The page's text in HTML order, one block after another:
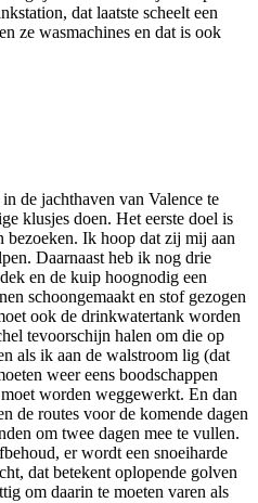
dat laatste scheelt een
ze wasmachines en dat is ook
de jachthaven van Valence te
klusjes doen. Het eerste doel is
bezoeken. Ik hoop dat zij mij aan
Daarnaast heb ik nog drie
en de kuip hoognodig een
schoongemaakt en stof gezogen
ook de drinkwatertank worden
tevoorschijn halen om die op
als ik aan de walstroom lig (dat
weer eens boodschappen
worden weggewerkt. En dan
de routes voor de komende dagen
om twee dagen mee te vullen.
er wordt een snoeiharde
dat betekent oplopende golven
om daarin te moeten varen als